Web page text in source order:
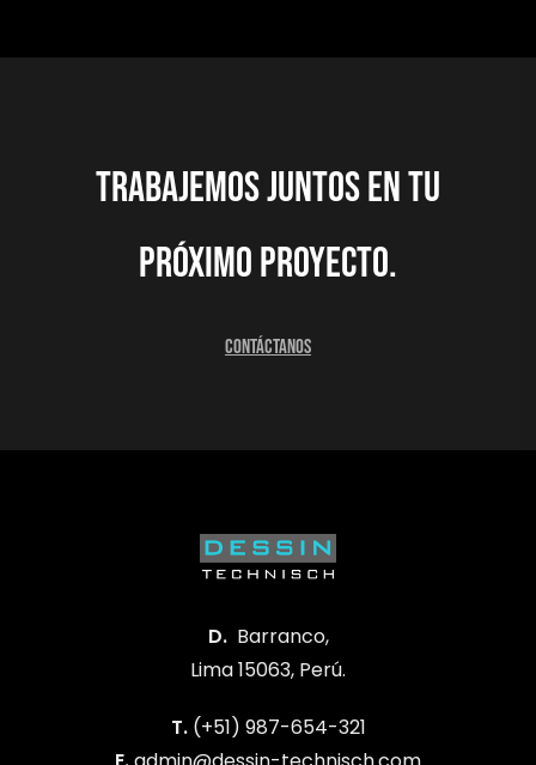
Trabajemos juntos en tu
próximo proyecto.
Contáctanos
D.Barranco,
Lima 15063, Perú.
T.(+51) 987-654-321